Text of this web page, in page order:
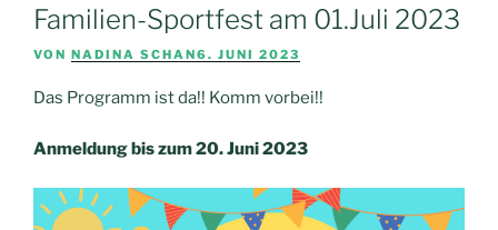
Familien-Sportfest am 01.Juli 2023
VON NADINA SCHAN6. JUNI 2023
Das Programm ist da!! Komm vorbei!!
Anmeldung bis zum 20. Juni 2023